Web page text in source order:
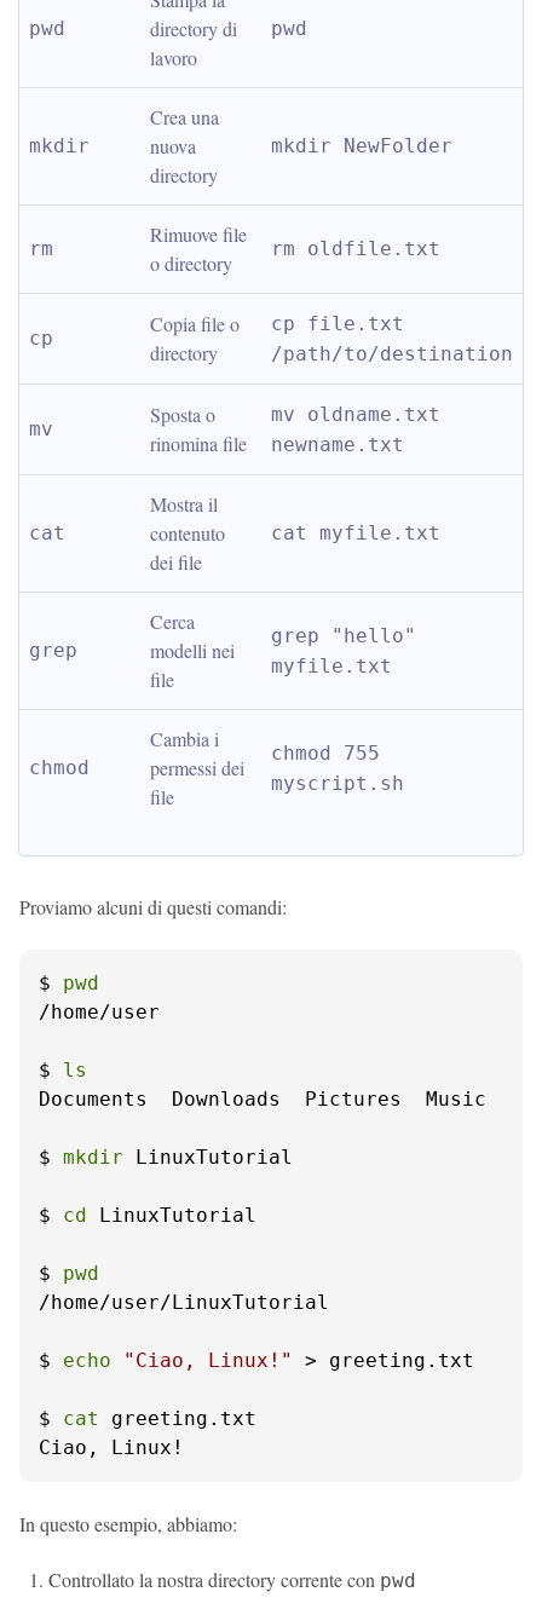
pwd
directory di
lavoro
pwd
mkdir
Crea una
nuova
directory
mkdir NewFolder
rm
Rimuove file
o directory
rm oldfile.txt
cp
Copia file o
directory
cp file.txt
/path/to/destination
mv
Sposta o
rinomina file
mv oldname.txt
newname.txt
cat
Mostra il
contenuto
dei file
cat myfile.txt
grep
Cerca
modelli nei
file
grep "hello"
myfile.txt
chmod
Cambia i
permessi dei
file
chmod 755
myscript.sh
Proviamo alcuni di questi comandi:
$ pwd
/home/user
$ ls
Documents  Downloads  Pictures  Music
$ mkdir LinuxTutorial
$ cd LinuxTutorial
$ pwd
/home/user/LinuxTutorial
$ echo "Ciao, Linux!" > greeting.txt
$ cat
greeting.txt
Ciao, Linux!
In questo esempio, abbiamo:
Controllato la nostra directory corrente con pwd